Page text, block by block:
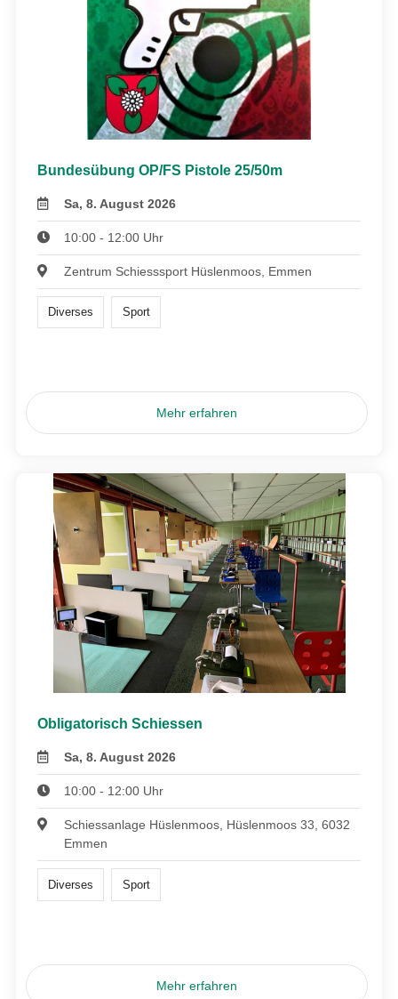
Bundesübung OP/FS Pistole 25/50m
Sa, 8. August 2026
10:00 - 12:00 Uhr
Zentrum Schiesssport Hüslenmoos, Emmen
Diverses Sport
Mehr erfahren
Obligatorisch Schiessen
Sa, 8. August 2026
10:00 - 12:00 Uhr
Schiessanlage Hüslenmoos, Hüslenmoos 33, 6032
Emmen
Diverses Sport
Mehr erfahren